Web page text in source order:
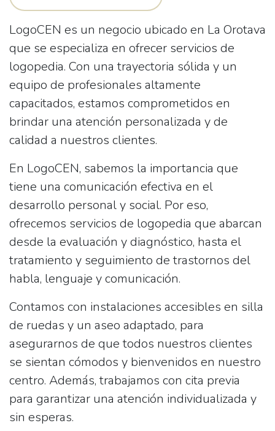
LogoCEN es un negocio ubicado en La Orotava
que se especializa en ofrecer servicios de
logopedia. Con una trayectoria sólida y un
equipo de profesionales altamente
capacitados, estamos comprometidos en
brindar una atención personalizada y de
calidad a nuestros clientes.
En LogoCEN, sabemos la importancia que
tiene una comunicación efectiva en el
desarrollo personal y social. Por eso,
ofrecemos servicios de logopedia que abarcan
desde la evaluación y diagnóstico, hasta el
tratamiento y seguimiento de trastornos del
habla, lenguaje y comunicación.
Contamos con instalaciones accesibles en silla
de ruedas y un aseo adaptado, para
asegurarnos de que todos nuestros clientes
se sientan cómodos y bienvenidos en nuestro
centro. Además, trabajamos con cita previa
para garantizar una atención individualizada y
sin esperas.